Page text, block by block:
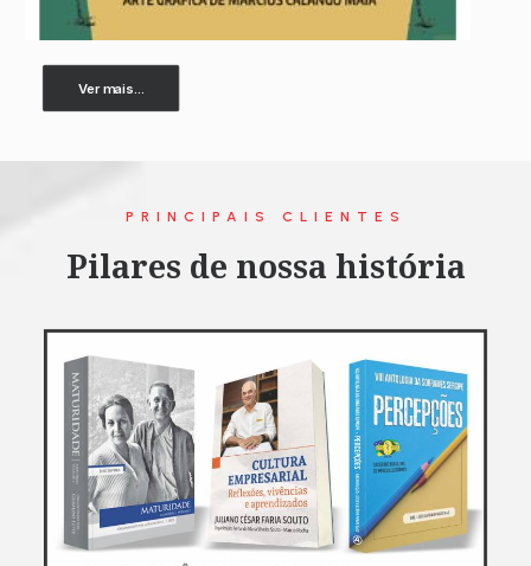
Ver mais...
PRINCIPAIS CLIENTES
Pilares de nossa história